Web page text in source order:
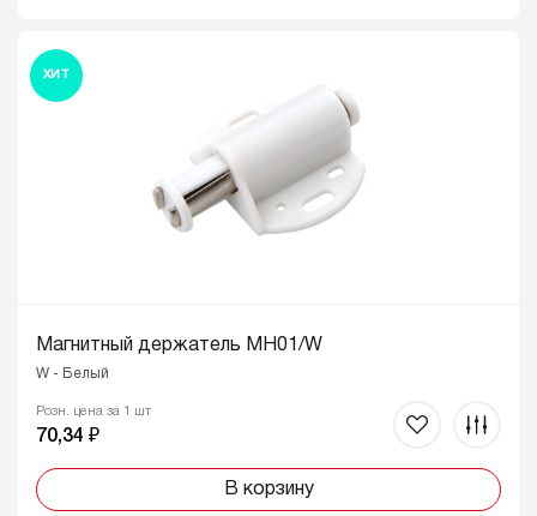
ХИТ
Магнитный держатель MH01/W
W - Белый
Розн. цена за 1 шт
70,34 ₽
В корзину